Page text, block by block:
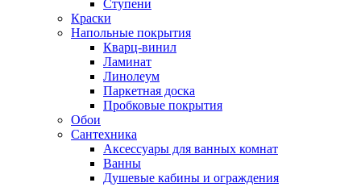
Ступени
Краски
Напольные покрытия
Кварц-винил
Ламинат
Линолеум
Паркетная доска
Пробковые покрытия
Обои
Сантехника
Аксессуары для ванных комнат
Ванны
Душевые кабины и ограждения